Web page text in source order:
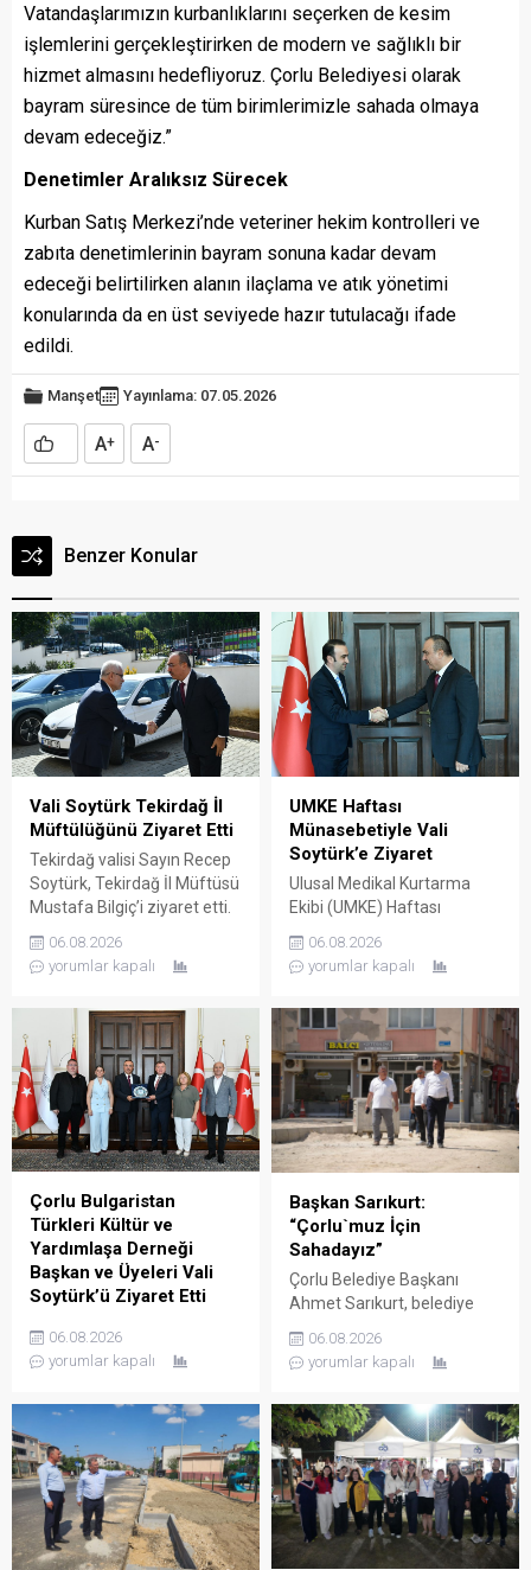
Vatandaşlarımızın kurbanlıklarını seçerken de kesim
işlemlerini gerçekleştirirken de modern ve sağlıklı bir
hizmet almasını hedefliyoruz. Çorlu Belediyesi olarak
bayram süresince de tüm birimlerimizle sahada olmaya
devam edeceğiz.”
Denetimler Aralıksız Sürecek
Kurban Satış Merkezi’nde veteriner hekim kontrolleri ve
zabıta denetimlerinin bayram sonuna kadar devam
edeceği belirtilirken alanın ilaçlama ve atık yönetimi
konularında da en üst seviyede hazır tutulacağı ifade
edildi.
Manşet Yayınlama: 07.05.2026
A+ A-
Benzer Konular
Vali Soytürk Tekirdağ İl
Müftülüğünü Ziyaret Etti
Tekirdağ valisi Sayın Recep
Soytürk, Tekirdağ İl Müftüsü
Mustafa Bilgiç’i ziyaret etti.
Bilgiç ve Tekirdağ İl
Müftülüğü personeli
Soytürk ardından İl Müftüsü
Bilgiç ile bir süre görüşerek
müftülüğün çalışma ve
faaliyetleri hakkında bilgi
aldı. Günün anısına hatıra
fotoğrafı çekilmesinin
ardından ziyaret sona erdi.
06.08.2026
yorumlar kapalı
UMKE Haftası
Münasebetiyle Vali
Soytürk’e Ziyaret
Ulusal Medikal Kurtarma
Ekibi (UMKE) Haftası
Müdürü Uzm. Dr. Lütfi
Çağatay Onar, Sağlık
Mustafa Dönmez ve UMKE
çalışanları, Tekirdağ valisi
Sayın Recep Soytürk’ü
makamında ziyaret etti.
Ziyaret sırasında İl Sağlık
Müdürü Onar, UMKE Haftası
münasebetiyle
düzenlenecek etkinlikler
hakkında Vali Soytürk’e bilgi
verdi. Ziyaretten...
06.08.2026
yorumlar kapalı
Çorlu Bulgaristan
Türkleri Kültür ve
Yardımlaşa Derneği
Başkan ve Üyeleri Vali
Soytürk’ü Ziyaret Etti
Kültür ve Yardımlaşa
Derneği Başkanı Güner Çetin
Tekirdağ valisi Sayın Recep
Soytürk’ü makamında
ziyaret etti.Dernek Başkanı
Çetin ve yönetim kurulu
üyeleri ile bir süre görüşen
Vali Soytürk, derneğin
çalışmaları hakkında bilgi
06.08.2026
yorumlar kapalı
Başkan Sarıkurt:
“Çorlu`muz İçin
Sahadayız”
Çorlu Belediye Başkanı
Ahmet Sarıkurt, belediye
denetlemek ve
vatandaşlarla birebir temas
gerçekleştirdiği mahalle
gezilerine aralıksız devam
ediyor. Başkan Sarıkurt,
Kemalettin Mahallesi’nde
yürütülen çalışmaları
inceleyerek esnaf ve
vatandaşların taleplerini
06.08.2026
yorumlar kapalı